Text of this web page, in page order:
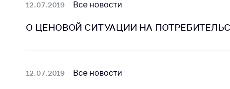
12.07.2019 Все новости
О ЦЕНОВОЙ СИТУАЦИИ НА
12.07.2019 Все новости